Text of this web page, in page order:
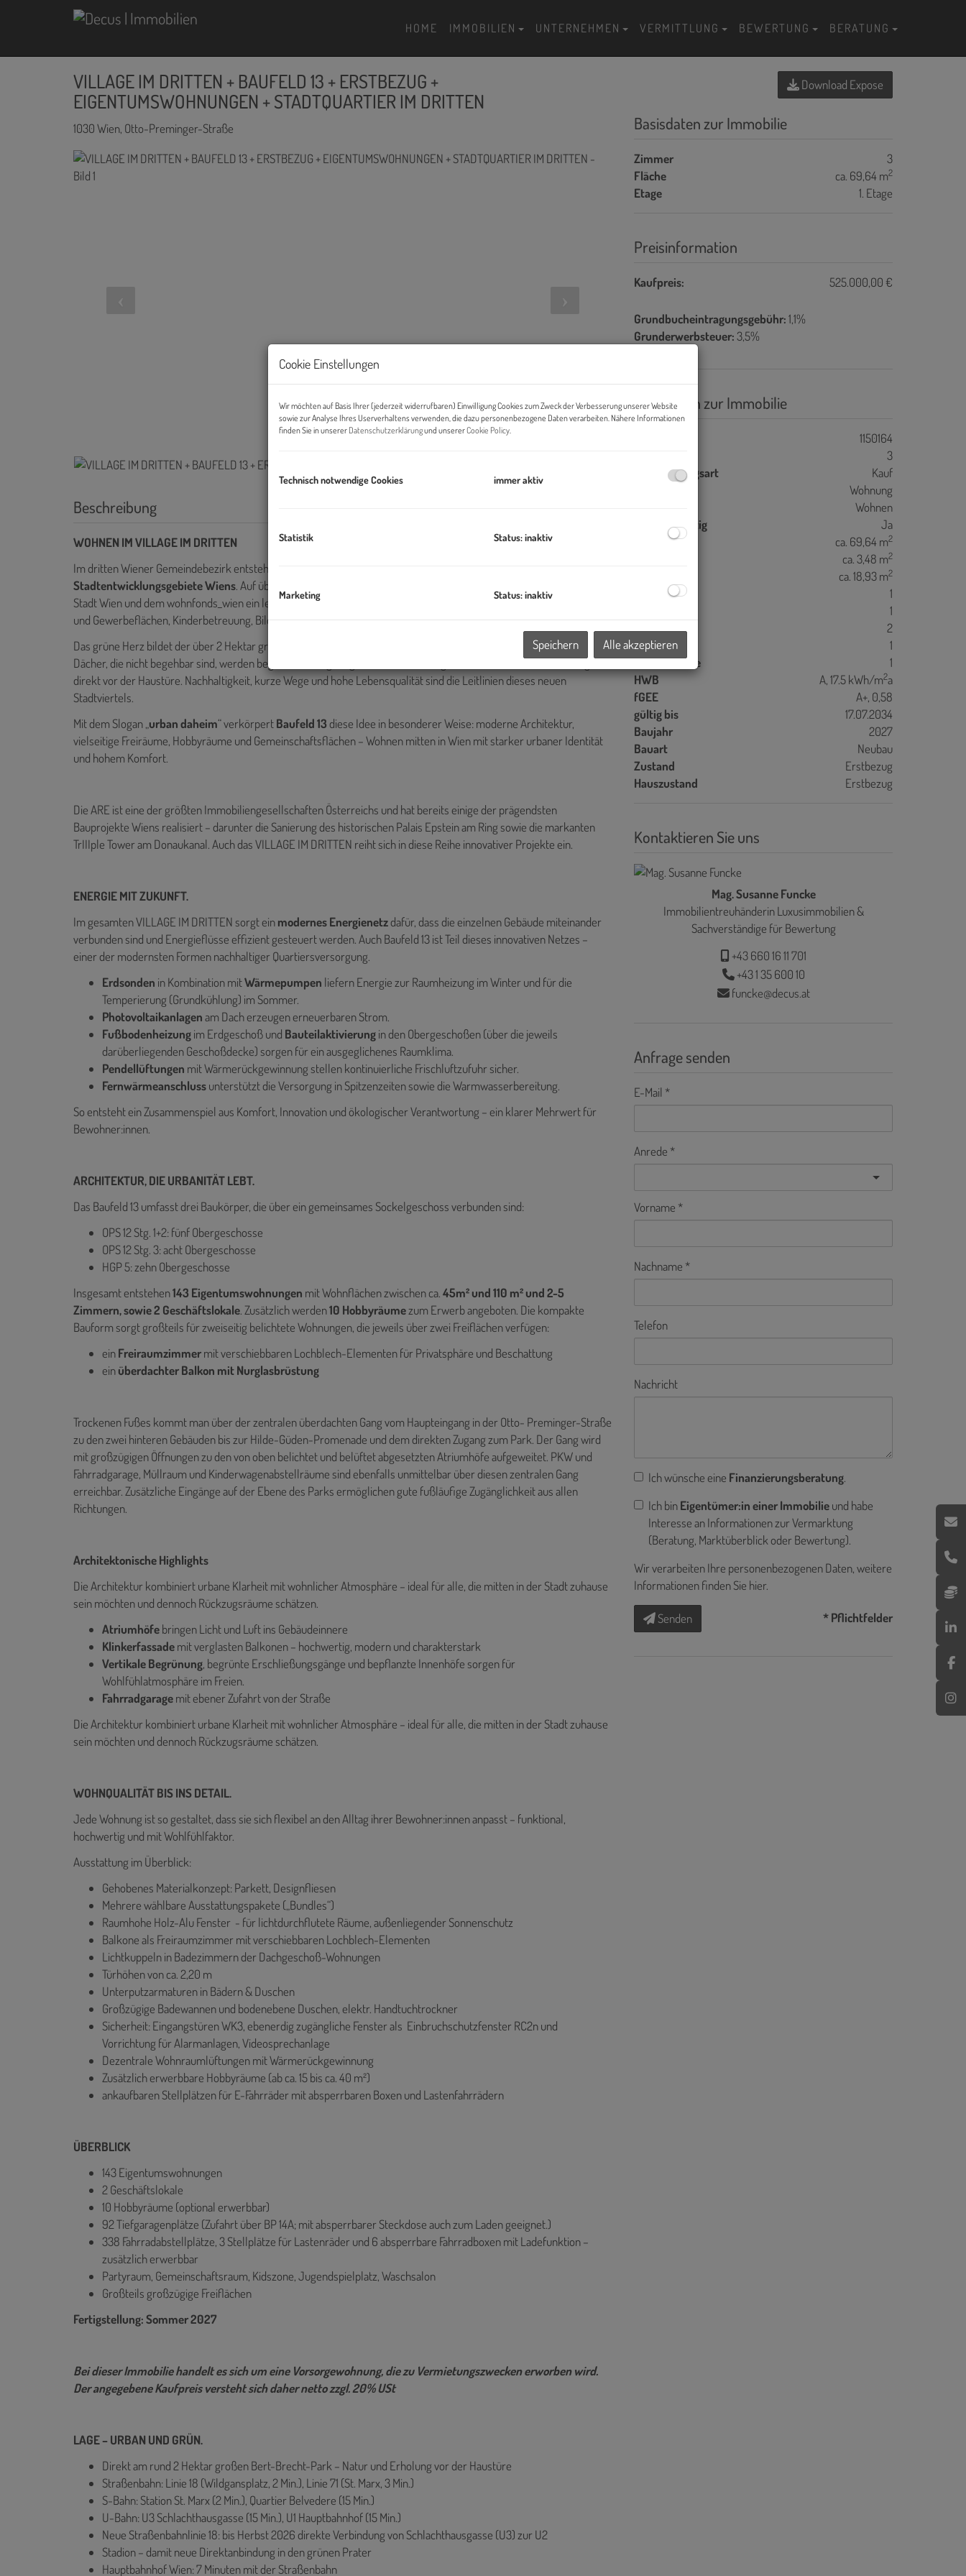
HOME IMMOBILIEN UNTERNEHMEN VERMITTLUNG BEWERTUNG BERATUNG
VILLAGE IM DRITTEN + BAUFELD 13 + ERSTBEZUG +
EIGENTUMSWOHNUNGEN + STADTQUARTIER IM DRITTEN
1030 Wien, Otto-Preminger-Straße
Beschreibung
WOHNEN IM VILLAGE IM DRITTEN
Im dritten Wiener Gemeindebezirk entsteht mit dem VILLAGE IM DRITTEN ein neues Stück Stadt –
Stadtentwicklungsgebiete Wiens. Auf über elf Hektar entwickelt die ARE Austrian Real Estate gemeinsam mit der
Stadt Wien und dem wohnfonds_wien ein lebendiges, nahezu autofreies Quartier mit rund 2.000 Wohnungen, Büro-
und Gewerbeflächen, Kinderbetreuung, Bildungseinrichtungen und Nahversorgung.
Das grüne Herz bildet der über 2 Hektar große Bert-Brecht-Park – eine Oase für Erholung, Begegnung und Spiel. Alle
Dächer, die nicht begehbar sind, werden begrünt. Sharing-Angebote, Einkaufsmöglichkeiten und Gastronomie liegen
direkt vor der Haustüre. Nachhaltigkeit, kurze Wege und hohe Lebensqualität sind die Leitlinien dieses neuen
Stadtviertels.
Mit dem Slogan „urban daheim“ verkörpertBaufeld 13diese Idee in besonderer Weise: moderne Architektur,
vielseitige Freiräume, Hobbyräume und Gemeinschaftsflächen – Wohnen mitten in Wien mit starker urbaner Identität
und hohem Komfort.
Die ARE ist eine der größten Immobiliengesellschaften Österreichs und hat bereits einige der prägendsten
Bauprojekte Wiens realisiert – darunter die Sanierung des historischen Palais Epstein am Ring sowie die markanten
TrIIIple Tower am Donaukanal. Auch das VILLAGE IM DRITTEN reiht sich in diese Reihe innovativer Projekte ein.
ENERGIE MIT ZUKUNFT.
Im gesamten VILLAGE IM DRITTEN sorgt einmodernes Energienetzdafür, dass die einzelnen Gebäude miteinander
verbunden sind und Energieflüsse effizient gesteuert werden. Auch Baufeld 13 ist Teil dieses innovativen Netzes –
einer der modernsten Formen nachhaltiger Quartiersversorgung.
Erdsonden in Kombination mitWärmepumpen liefern Energie zurRaumheizung im Winter und für die
Temperierung (Grundkühlung) im Sommer.
Photovoltaikanlagenam Dach erzeugen erneuerbaren Strom.
Fußbodenheizungim Erdgeschoß und Bauteilaktivierungin den Obergeschoßen (über die jeweils
darüberliegenden Geschoßdecke) sorgen für ein ausgeglichenes Raumklima.
Pendellüftungen mit Wärmerückgewinnung stellen kontinuierliche Frischluftzufuhr sicher.
Fernwärmeanschlussunterstützt die Versorgung in Spitzenzeiten sowie die Warmwasserbereitung.
So entsteht ein Zusammenspiel aus Komfort, Innovation und ökologischer Verantwortung – ein klarer Mehrwert für
Bewohner:innen.
ARCHITEKTUR, DIE URBANITÄT LEBT.
Das Baufeld 13 umfasst drei Baukörper, die über ein gemeinsames Sockelgeschoss verbunden sind:
OPS 12 Stg. 1+2: fünf Obergeschosse
OPS 12 Stg. 3: acht Obergeschosse
HGP 5: zehn Obergeschosse
Insgesamt entstehen143 Eigentumswohnungen mit Wohnflächen zwischen ca.45m² und 110 m² und 2-5
Zimmern, sowie 2 Geschäftslokale. Zusätzlich werden10 Hobbyräumezum Erwerb angeboten. Die kompakte
Bauform sorgt großteils für zweiseitig belichtete Wohnungen, die jeweils über zwei Freiflächen verfügen:
einFreiraumzimmermit verschiebbaren Lochblech-Elementen für Privatsphäre und Beschattung
einüberdachter Balkon mit Nurglasbrüstung
Trockenen Fußes kommt man über der zentralen überdachten Gang vom Haupteingang in der Otto- Preminger-Straße
zu den zwei hinteren Gebäuden bis zur Hilde-Güden-Promenade und dem direkten Zugang zum Park. Der Gang wird
mit großzügigen Öffnungen zu den von oben belichtet und belüftet abgesetzten Atriumhöfe aufgeweitet. PKW und
Fahrradgarage, Müllraum und Kinderwagenabstellräume sind ebenfalls unmittelbar über diesen zentralen Gang
erreichbar. Zusätzliche Eingänge auf der Ebene des Parks ermöglichen gute fußläufige Zugänglichkeit aus allen
Richtungen.
Architektonische Highlights
Die Architektur kombiniert urbane Klarheit mit wohnlicher Atmosphäre – ideal für alle, die mitten in der Stadt zuhause
sein möchten und dennoch Rückzugsräume schätzen.
Atriumhöfebringen Licht und Luft ins Gebäudeinnere
Klinkerfassademit verglasten Balkonen – hochwertig, modern und charakterstark
Vertikale Begrünung, begrünte Erschließungsgänge und bepflanzte Innenhöfe sorgen für
Wohlfühlatmosphäre im Freien.
Fahrradgaragemit ebener Zufahrt von der Straße
Die Architektur kombiniert urbane Klarheit mit wohnlicher Atmosphäre – ideal für alle, die mitten in der Stadt zuhause
sein möchten und dennoch Rückzugsräume schätzen.
WOHNQUALITÄT BIS INS DETAIL.
Jede Wohnung ist so gestaltet, dass sie sich flexibel an den Alltag ihrer Bewohner:innen anpasst – funktional,
hochwertig und mit Wohlfühlfaktor.
Ausstattung im Überblick:
Gehobenes Materialkonzept: Parkett, Designfliesen
Mehrere wählbare Ausstattungspakete („Bundles“)
Raumhohe Holz-Alu Fenster - für lichtdurchflutete Räume, außenliegender Sonnenschutz
Balkone als Freiraumzimmer mit verschiebbaren Lochblech-Elementen
Lichtkuppeln in Badezimmern der Dachgeschoß-Wohnungen
Türhöhen von ca. 2,20 m
Unterputzarmaturen in Bädern & Duschen
Großzügige Badewannen und bodenebene Duschen, elektr. Handtuchtrockner
Sicherheit: Eingangstüren WK3, ebenerdig zugängliche Fenster als Einbruchschutzfenster RC2n und
Vorrichtung für Alarmanlagen, Videosprechanlage
Dezentrale Wohnraumlüftungen mit Wärmerückgewinnung
Zusätzlich erwerbbare Hobbyräume (ab ca. 15 bis ca. 40 m²)
ankaufbaren Stellplätzen für E-Fahrräder mit absperrbaren Boxen und Lastenfahrrädern
ÜBERBLICK
143 Eigentumswohnungen
2 Geschäftslokale
10 Hobbyräume (optional erwerbbar)
92 Tiefgaragenplätze (Zufahrt über BP 14A; mit absperrbarer Steckdose auch zum Laden geeignet.)
338 Fahrradabstellplätze, 3 Stellplätze für Lastenräder und 6 absperrbare Fahrradboxen mit Ladefunktion –
zusätzlich erwerbbar
Partyraum, Gemeinschaftsraum, Kidszone, Jugendspielplatz, Waschsalon
Großteils großzügige Freiflächen
Fertigstellung: Sommer 2027
Bei dieser Immobilie handelt es sich um eine Vorsorgewohnung, die zu Vermietungszwecken erworben wird.
Der angegebene Kaufpreis versteht sich daher netto zzgl. 20% USt
LAGE – URBAN UND GRÜN.
Direkt am rund 2 Hektar großen Bert-Brecht-Park – Natur und Erholung vor der Haustüre
Straßenbahn: Linie 18 (Wildgansplatz, 2 Min.), Linie 71 (St. Marx, 3 Min.)
S-Bahn: Station St. Marx (2 Min.), Quartier Belvedere (15 Min.)
U-Bahn: U3 Schlachthausgasse (15 Min.), U1 Hauptbahnhof (15 Min.)
Neue Straßenbahnlinie 18: bis Herbst 2026 direkte Verbindung von Schlachthausgasse (U3) zur U2
Stadion – damit neue Direktanbindung in den grünen Prater
Hauptbahnhof Wien: 7 Minuten mit der Straßenbahn
Download Expose
Basisdaten zur Immobilie
Zimmer
3
Fläche
ca. 69,64 m2
Etage 1. Etage
Preisinformation
Kaufpreis: 525.000,00 €
Grundbucheintragungsgebühr:1,1%
Grunderwerbsteuer:3,5%
Basisdaten zur Immobilie
1150164
3
Vermarktungsart
Kauf
Wohnung
Wohnen
Schlüsselfertig
Ja
Wohnfläche
ca. 69,64 m2
ca. 3,48 m2
ca. 18,93 m2
1
1
Balkone
2
Keller
1
Abstellräume
1
HWB
A, 17.5 kWh/m2a
fGEE
A+, 0,58
gültig bis
17.07.2034
Baujahr
2027
Bauart
Neubau
Zustand
Erstbezug
Hauszustand
Erstbezug
Kontaktieren Sie uns
Mag. Susanne Funcke
Immobilientreuhänderin Luxusimmobilien &
Sachverständige für Bewertung
+43 660 16 11 701
+43 1 35 600 10
funcke@decus.at
Anfrage senden
E-Mail
Anrede
Vorname
Nachname
Telefon
Nachricht
Ich wünsche eine Finanzierungsberatung.
Ich binEigentümer:in einer Immobilieund habe
Interesse an Informationen zur Vermarktung
(Beratung, Marktüberblick oder Bewertung).
Wir verarbeiten Ihre personenbezogenen Daten, weitere
Informationen finden Sie hier.
Senden * Pflichtfelder
Cookie Einstellungen
Wir möchten auf Basis Ihrer (jederzeit widerrufbaren) Einwilligung Cookies zum Zweck der Verbesserung unserer Website
sowie zur Analyse Ihres Userverhaltens verwenden, die dazu personenbezogene Daten verarbeiten. Nähere Informationen
finden Sie in unserer Datenschutzerklärungund unsererCookie Policy.
Technisch notwendige Cookies immer aktiv
Statistik Status: inaktiv
Marketing Status: inaktiv
Speichern Alle akzeptieren